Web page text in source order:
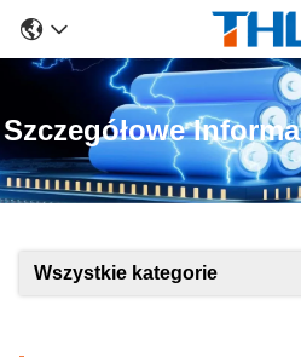
Szczegółowe
Wszystkie kategorie